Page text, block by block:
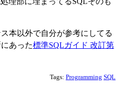
本以外で自分が参考にしてる
あった標準SQLガイド 改訂第
Tags: Programming SQL